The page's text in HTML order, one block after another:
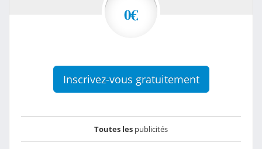
0€
Inscrivez-vous gratuitement
Toutes les publicités